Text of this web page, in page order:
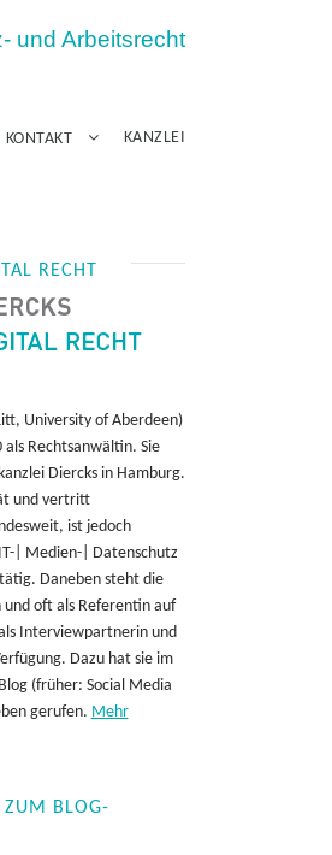
und Arbeitsrecht
KONTAKT KANZLEI
RECHT
University of Aberdeen)
Rechtsanwältin. Sie
Diercks in Hamburg.
und vertritt
ist jedoch
| Medien-| Datenschutz
Daneben steht die
und oft als Referentin auf
Interviewpartnerin und
Dazu hat sie im
(früher: Social Media
gerufen. Mehr
ZUM BLOG-